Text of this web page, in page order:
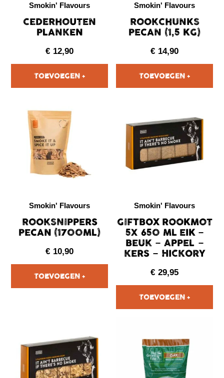
Smokin' Flavours
CEDERHOUTEN
PLANKEN
€ 12,90
Smokin' Flavours
ROOKCHUNKS
PECAN (1,5 KG)
€ 14,90
Smokin' Flavours
ROOKSNIPPERS
PECAN (1700ML)
€ 10,90
Smokin' Flavours
GIFTBOX ROOKMOT
5X 650 ML EIK –
BEUK – APPEL –
KERS – HICKORY
€ 29,95